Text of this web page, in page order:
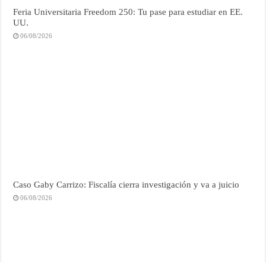
Feria Universitaria Freedom 250: Tu pase para estudiar en EE.
UU.
06/08/2026
Caso Gaby Carrizo: Fiscalía cierra investigación y va a juicio
06/08/2026